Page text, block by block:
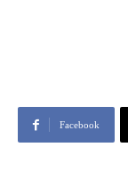
Facebook